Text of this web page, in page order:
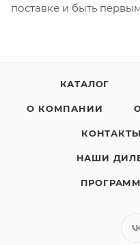
поставке и быть
КАТАЛОГ
О КОМПАНИИ
КОНТАКТЫ
НАШИ